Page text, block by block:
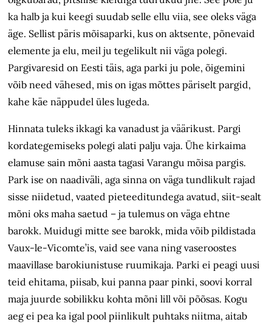
ka halb ja kui keegi suudab selle ellu viia, see oleks väga
äge. Sellist päris mõisaparki, kus on aktsente, põnevaid
elemente ja elu, meil ju tegelikult nii väga polegi.
Pargivaresid on Eesti täis, aga parki ju pole, õigemini
võib need vähesed, mis on igas mõttes päriselt pargid,
kahe käe näppudel üles lugeda.
Hinnata tuleks ikkagi ka vanadust ja väärikust. Pargi
kordategemiseks polegi alati palju vaja. Ühe kirkaima
elamuse sain mõni aasta tagasi Varangu mõisa pargis.
Park ise on naadiväli, aga sinna on väga tundlikult rajad
sisse niidetud, vaated pieteeditundega avatud, siit-sealt
mõni oks maha saetud – ja tulemus on väga ehtne
barokk. Muidugi mitte see barokk, mida võib pildistada
Vaux-le-Vicomte’is, vaid see vana ning vaseroostes
maavillase barokiunistuse ruumikaja. Parki ei peagi uusi
teid ehitama, piisab, kui panna paar pinki, soovi korral
maja juurde sobilikku kohta mõni lill või põõsas. Kogu
aeg ei pea ka igal pool piinlikult puhtaks niitma, aitab